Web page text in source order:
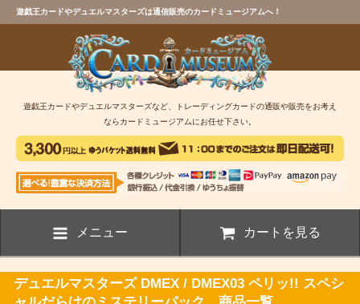
遊戯王カードやデュエルマスターズは通信販売のカードミュージアムへ！
遊戯王カードやデュエルマスターズなど、トレーディングカードの通販や販売をお考え
ならカードミュージアムにお任せ下さい。
メニュー カートを見る
デュエルマスターズ DMEX / DMEX03 ペリッ!! スペシ